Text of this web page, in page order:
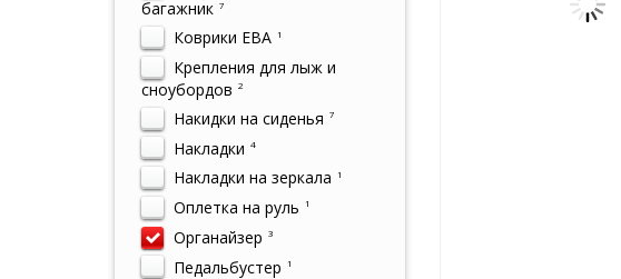
багажник 7
Коврики ЕВА 1
Крепления для лыж и
сноубордов 2
Накидки на сиденья 7
Накладки 4
Накладки на зеркала 1
Оплетка на руль 1
Органайзер 3
Педальбустер 1